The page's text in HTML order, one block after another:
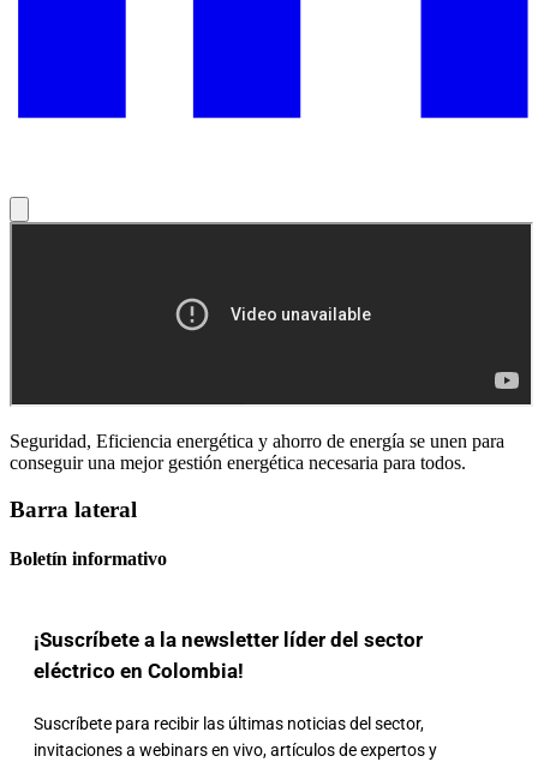
Seguridad, Eficiencia energética y ahorro de energía se unen para
conseguir una mejor gestión energética necesaria para todos.
Barra lateral
Boletín informativo
¡Suscríbete a la newsletter líder del sector
eléctrico en Colombia!
Suscríbete para recibir las últimas noticias del sector,
invitaciones a webinars en vivo, artículos de expertos y